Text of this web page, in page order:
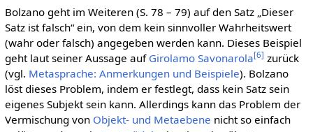
Bolzano geht im Weiteren (S. 78 – 79) auf den Satz „Dieser
Satz ist falsch“ ein, von dem kein sinnvoller Wahrheitswert
(wahr oder falsch) angegeben werden kann. Dieses Beispiel
geht laut seiner Aussage auf Girolamo Savonarola[6] zurück
(vgl. Metasprache: Anmerkungen und Beispiele). Bolzano
löst dieses Problem, indem er festlegt, dass kein Satz sein
eigenes Subjekt sein kann. Allerdings kann das Problem der
Vermischung von Objekt- und Metaebene nicht so einfach